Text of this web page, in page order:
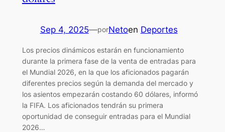
Sep 4, 2025—porNetoen Deportes
Los precios dinámicos estarán en funcionamiento
durante la primera fase de la venta de entradas para
el Mundial 2026, en la que los aficionados pagarán
diferentes precios según la demanda del mercado y
los asientos empezarán costando 60 dólares, informó
la FIFA. Los aficionados tendrán su primera
oportunidad de conseguir entradas para el Mundial
2026…